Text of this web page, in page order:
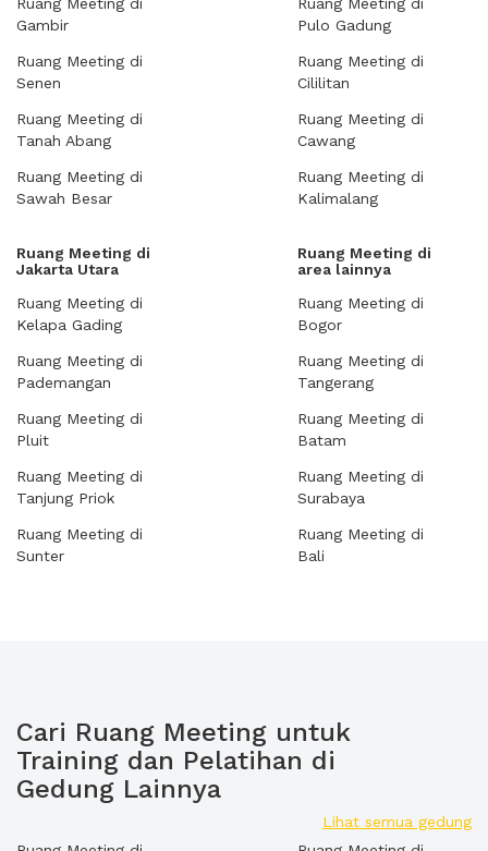
Gambir
Ruang Meeting di
Senen
Ruang Meeting di
Tanah Abang
Ruang Meeting di
Sawah Besar
Pulo Gadung
Ruang Meeting di
Cililitan
Ruang Meeting di
Cawang
Ruang Meeting di
Kalimalang
Ruang Meeting di
Jakarta Utara
Ruang Meeting di
Kelapa Gading
Ruang Meeting di
Pademangan
Ruang Meeting di
Pluit
Ruang Meeting di
Tanjung Priok
Ruang Meeting di
Sunter
Ruang Meeting di
area lainnya
Ruang Meeting di
Bogor
Ruang Meeting di
Tangerang
Ruang Meeting di
Batam
Ruang Meeting di
Surabaya
Ruang Meeting di
Bali
Cari Ruang Meeting untuk
Training dan Pelatihan di
Gedung Lainnya
Lihat semua gedung